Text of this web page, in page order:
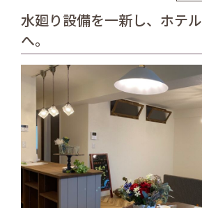
水廻り設備を一新し、ホテ
へ。